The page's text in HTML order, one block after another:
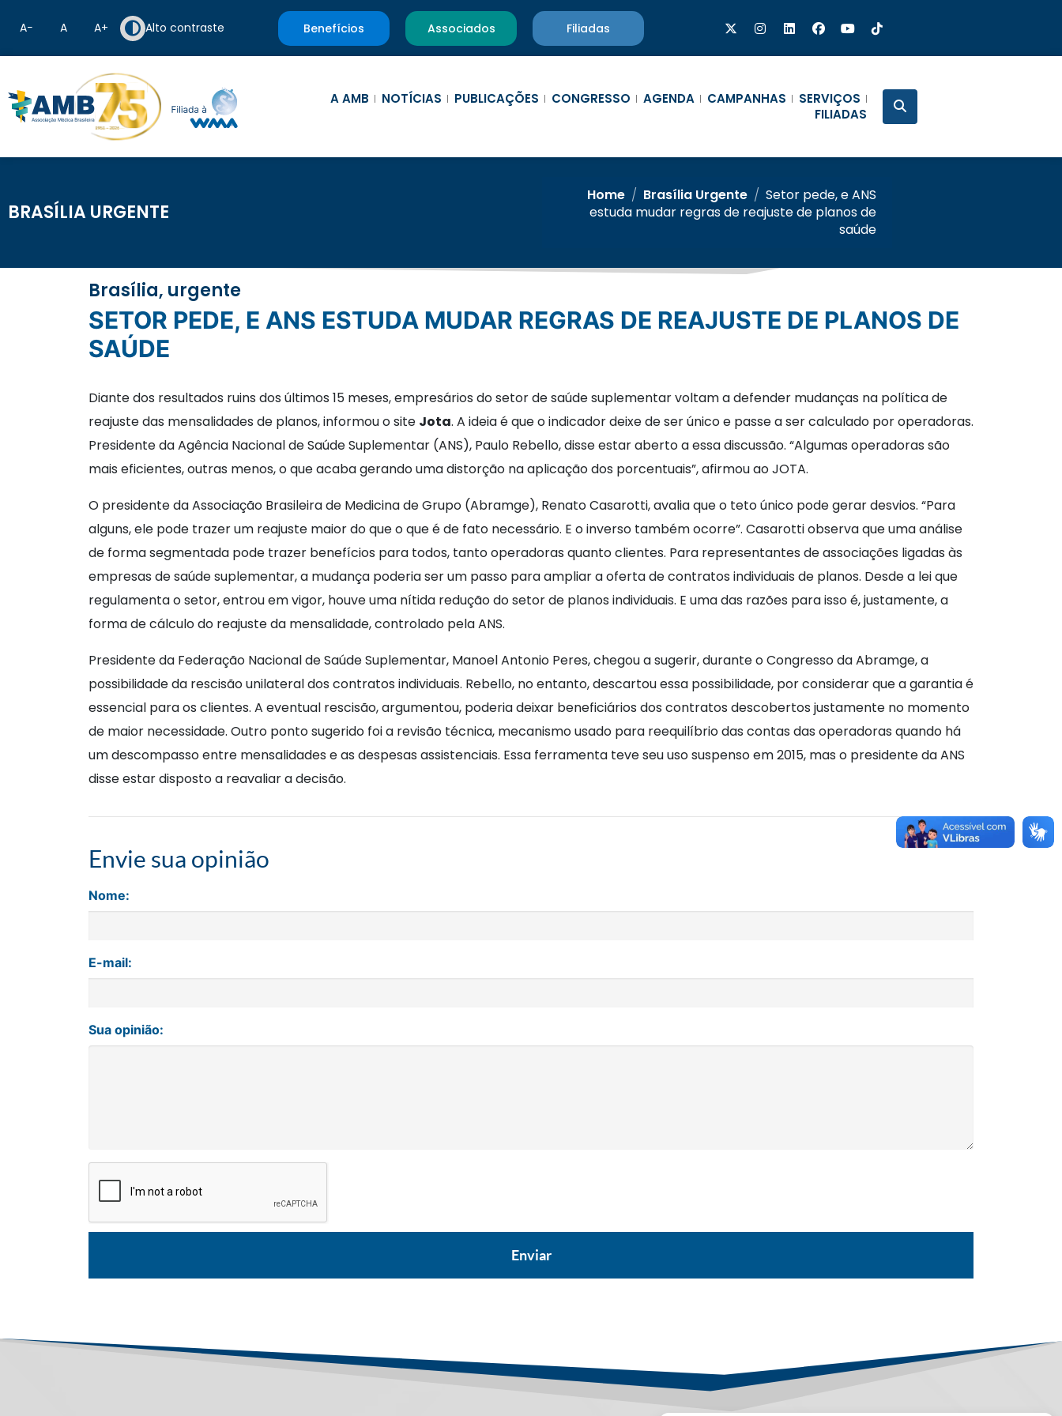
A− A A+ Alto contraste Benefícios Associados Filiadas
A AMB NOTÍCIAS PUBLICAÇÕES CONGRESSO AGENDA CAMPANHAS
SERVIÇOS
FILIADAS
BRASÍLIA URGENTE
Home / Brasília Urgente / Setor pede, e ANS
estuda mudar regras de reajuste de planos de
saúde
Brasília, urgente
SETOR PEDE, E ANS ESTUDA MUDAR REGRAS DE REAJUSTE DE PLANOS DE
SAÚDE
Diante dos resultados ruins dos últimos 15 meses, empresários do setor de saúde suplementar voltam a defender mudanças na política de
reajuste das mensalidades de planos, informou o site Jota. A ideia é que o indicador deixe de ser único e passe a ser calculado por operadoras.
Presidente da Agência Nacional de Saúde Suplementar (ANS), Paulo Rebello, disse estar aberto a essa discussão. “Algumas operadoras são
mais eficientes, outras menos, o que acaba gerando uma distorção na aplicação dos porcentuais”, afirmou ao JOTA.
O presidente da Associação Brasileira de Medicina de Grupo (Abramge), Renato Casarotti, avalia que o teto único pode gerar desvios. “Para
alguns, ele pode trazer um reajuste maior do que o que é de fato necessário. E o inverso também ocorre”. Casarotti observa que uma análise
de forma segmentada pode trazer benefícios para todos, tanto operadoras quanto clientes. Para representantes de associações ligadas às
empresas de saúde suplementar, a mudança poderia ser um passo para ampliar a oferta de contratos individuais de planos. Desde a lei que
regulamenta o setor, entrou em vigor, houve uma nítida redução do setor de planos individuais. E uma das razões para isso é, justamente, a
forma de cálculo do reajuste da mensalidade, controlado pela ANS.
Presidente da Federação Nacional de Saúde Suplementar, Manoel Antonio Peres, chegou a sugerir, durante o Congresso da Abramge, a
possibilidade da rescisão unilateral dos contratos individuais. Rebello, no entanto, descartou essa possibilidade, por considerar que a garantia é
essencial para os clientes. A eventual rescisão, argumentou, poderia deixar beneficiários dos contratos descobertos justamente no momento
de maior necessidade. Outro ponto sugerido foi a revisão técnica, mecanismo usado para reequilíbrio das contas das operadoras quando há
um descompasso entre mensalidades e as despesas assistenciais. Essa ferramenta teve seu uso suspenso em 2015, mas o presidente da ANS
disse estar disposto a reavaliar a decisão.
Envie sua opinião
Nome:
E-mail:
Sua opinião: